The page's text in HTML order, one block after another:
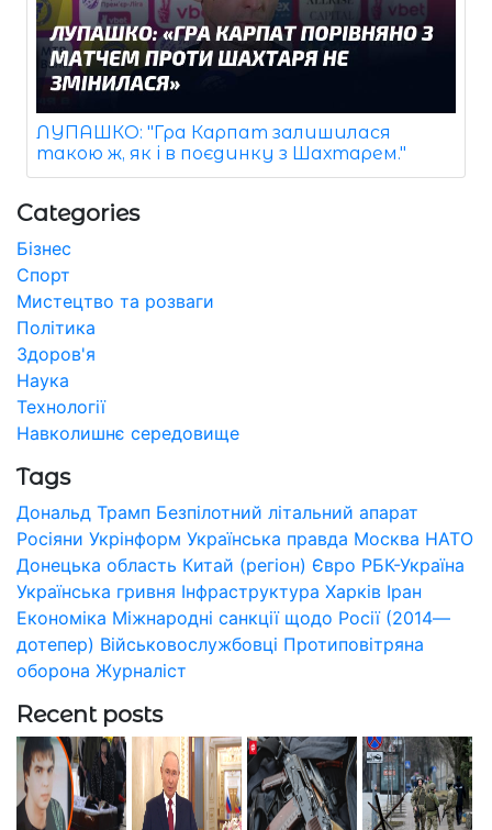
ЛУПАШКО: "Гра Карпат залишилася
такою ж, як і в поєдинку з Шахтарем."
Categories
Бізнес
Спорт
Мистецтво та розваги
Політика
Здоров'я
Наука
Технології
Навколишнє середовище
Tags
Дональд Трамп Безпілотний літальний апарат
Росіяни Укрінформ Українська правда Москва НАТО
Донецька область Китай (регіон) Євро РБК-Україна
Українська гривня Інфраструктура Харків Іран
Економіка Міжнародні санкції щодо Росії (2014—
дотепер) Військовослужбовці Протиповітряна
оборона Журналіст
Recent posts